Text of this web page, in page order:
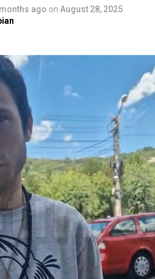
ago on August 28, 2025